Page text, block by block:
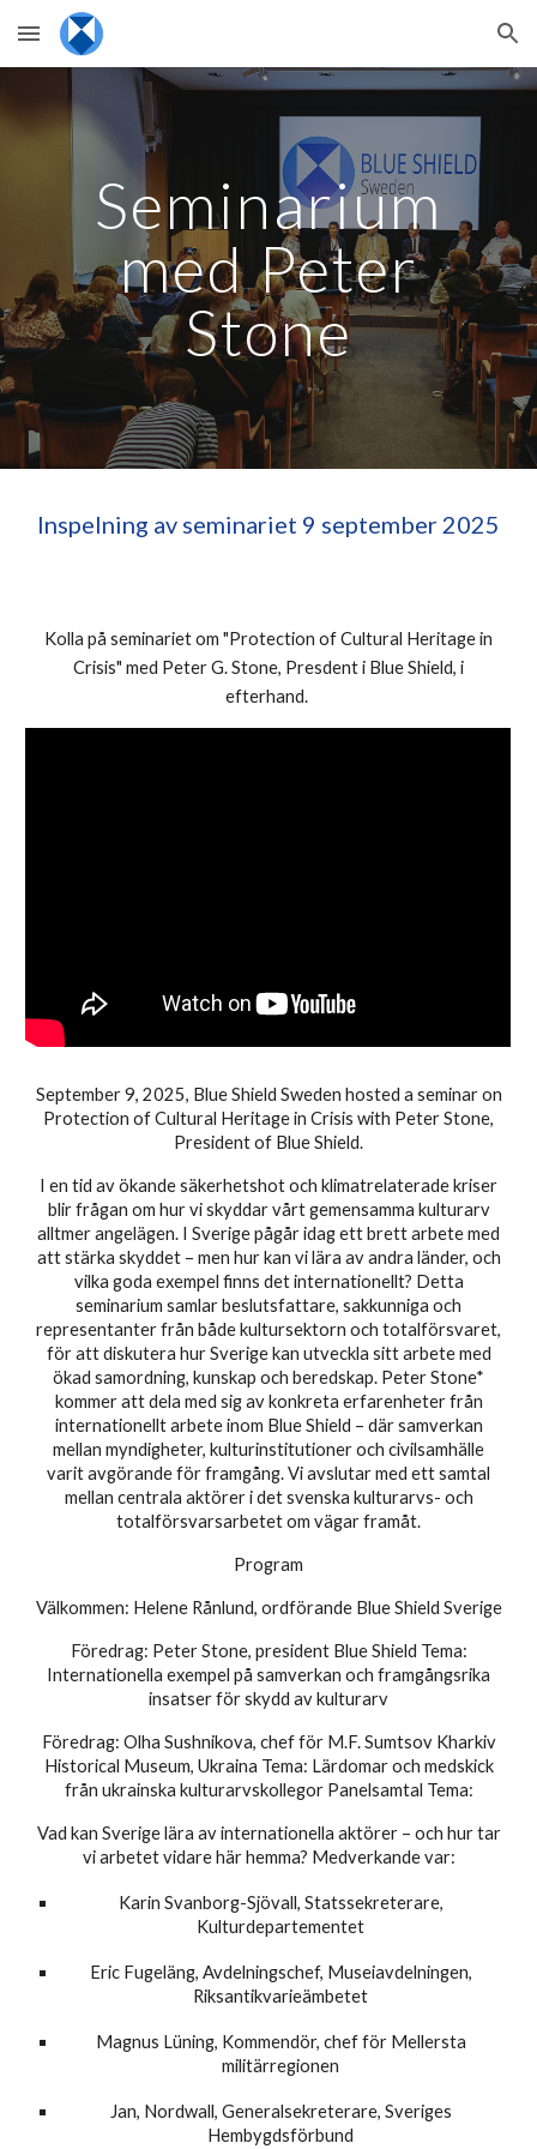
Skip to main content Skip to navigation
Seminarium
med Peter
Stone
Inspelning av seminariet 9 september 2025
Kolla på seminariet om "Protection of Cultural Heritage in
Crisis" med Peter G. Stone, Presdent i Blue Shield, i
efterhand.
September 9, 2025, Blue Shield Sweden hosted a seminar on
Protection of Cultural Heritage in Crisis with Peter Stone,
President of Blue Shield.
I en tid av ökande säkerhetshot och klimatrelaterade kriser
blir frågan om hur vi skyddar vårt gemensamma kulturarv
alltmer angelägen. I Sverige pågår idag ett brett arbete med
att stärka skyddet – men hur kan vi lära av andra länder, och
vilka goda exempel finns det internationellt? Detta
seminarium samlar beslutsfattare, sakkunniga och
representanter från både kultursektorn och totalförsvaret,
för att diskutera hur Sverige kan utveckla sitt arbete med
ökad samordning, kunskap och beredskap. Peter Stone*
kommer att dela med sig av konkreta erfarenheter från
internationellt arbete inom Blue Shield – där samverkan
mellan myndigheter, kulturinstitutioner och civilsamhälle
varit avgörande för framgång. Vi avslutar med ett samtal
mellan centrala aktörer i det svenska kulturarvs- och
totalförsvarsarbetet om vägar framåt.
Program
Välkommen: Helene Rånlund, ordförande Blue Shield Sverige
Föredrag: Peter Stone, president Blue Shield Tema:
Internationella exempel på samverkan och framgångsrika
insatser för skydd av kulturarv
Föredrag: Olha Sushnikova, chef för M.F. Sumtsov Kharkiv
Historical Museum, Ukraina Tema: Lärdomar och medskick
från ukrainska kulturarvskollegor Panelsamtal Tema:
Vad kan Sverige lära av internationella aktörer – och hur tar
vi arbetet vidare här hemma? Medverkande var:
Karin Svanborg-Sjövall, Statssekreterare,
Kulturdepartementet
Eric Fugeläng, Avdelningschef, Museiavdelningen,
Riksantikvarieämbetet
Magnus Lüning, Kommendör, chef för Mellersta
militärregionen
Jan, Nordwall, Generalsekreterare, Sveriges
Hembygdsförbund